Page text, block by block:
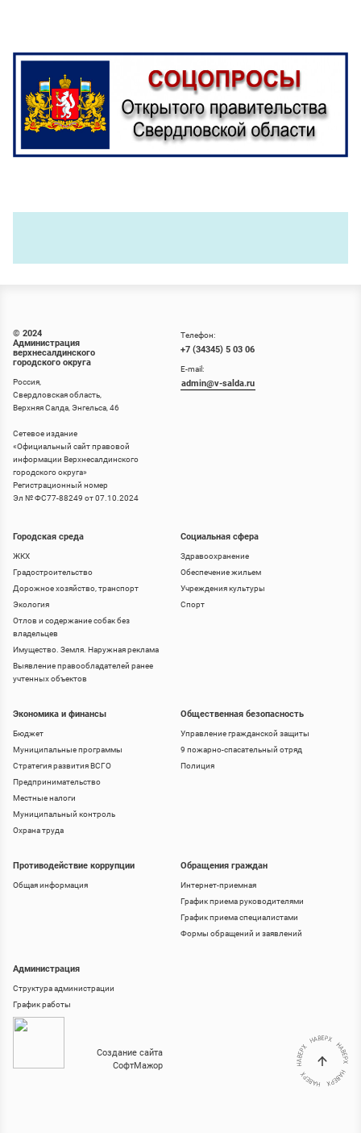
© 2024
Администрация
верхнесалдинского
городского округа
Россия,
Свердловская область,
Верхняя Салда, Энгельса, 46
Сетевое издание
«Официальный сайт правовой
информации Верхнесалдинского
городского округа»
Регистрационный номер
Эл № ФС77-88249 от 07.10.2024
Городская среда
ЖКХ
Градостроительство
Дорожное хозяйство, транспорт
Экология
Отлов и содержание собак без
владельцев
Имущество. Земля. Наружная реклама
Выявление правообладателей ранее
учтенных объектов
Социальная сфера
Здравоохранение
Обеспечение жильем
Учреждения культуры
Спорт
Телефон:
+7 (34345) 5 03 06
E-mail:
admin@v-salda.ru
Экономика и финансы
Бюджет
Муниципальные программы
Стратегия развития ВСГО
Предпринимательство
Местные налоги
Муниципальный контроль
Охрана труда
Общественная безопасность
Управление гражданской защиты
9 пожарно-спасательный отряд
Полиция
Противодействие коррупции
Общая информация
Обращения граждан
Интернет-приемная
График приема руководителями
График приема специалистами
Формы обращений и заявлений
Администрация
Структура администрации
График работы
Создание сайта
СофтМажор